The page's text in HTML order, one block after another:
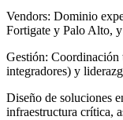
Vendors: Dominio
Fortigate y Palo Alto,
Gestión: Coordinación
integradores) y
Diseño de soluciones
infraestructura crítica,